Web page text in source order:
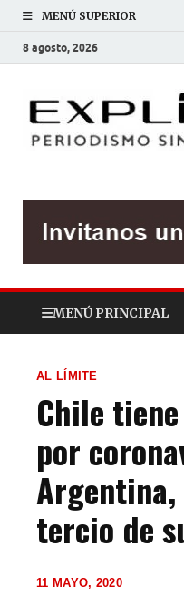
MENÚ SUPERIOR
8 agosto, 2026
MENÚ PRINCIPAL
AL LÍMITE
Chile
por
tercio de
11 MAYO, 2020